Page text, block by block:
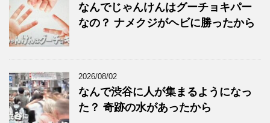
なんでじゃんけんはグーチョキパー
なの？ ナメクジがヘビに勝ったから
2026/08/02
なんで渋谷に人が集まるようになっ
た？ 奇跡の水があったから